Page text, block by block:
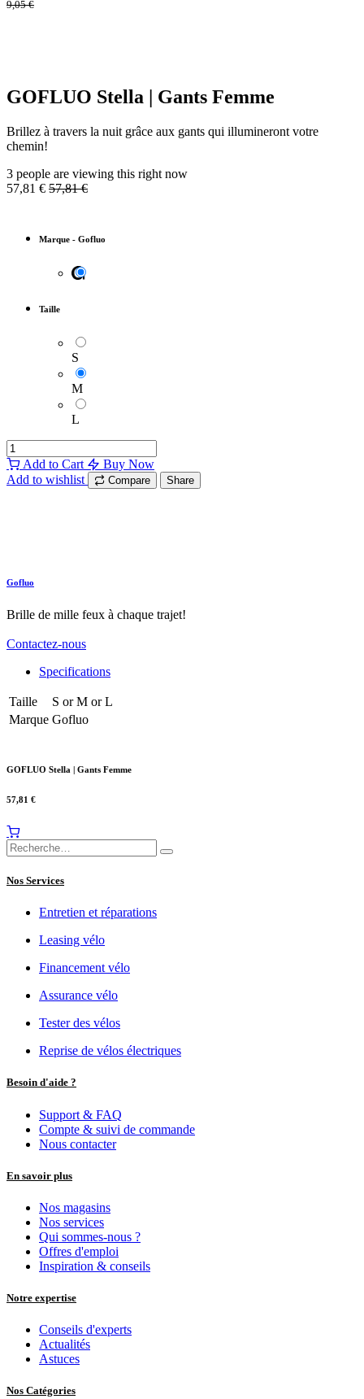
9,05€
GOFLUO Stella | Gants Femme
Brillez à travers la nuit grâce aux gants qui illumineront votre
chemin!
3 people are viewing this right now
57,81 € 57,81€
Marque - Gofluo
Taille
S
M
L
Add to Cart
Buy Now
Add to wishlist
Compare Share
Gofluo
Brille de mille feux à chaque trajet!
Contactez-nous
Specifications
Taille S orM orL
Marque Gofluo
GOFLUO Stella | Gants Femme
57,81 €
Nos Services
Entretien et réparations
Leasing vélo
Financement vélo
Assurance vélo
Tester des vélos
Reprise de vélos électriques
Besoin d'aide ?
Support & FAQ
Compte & suivi de commande
Nous contacter
En savoir plus
Nos magasins
Nos services
Qui sommes-nous ?
Offres d'emploi
Inspiration & conseils
Notre expertise
Conseils d'experts
Actualités
Astuces
Nos Catégories